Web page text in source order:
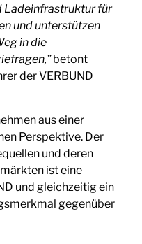
Ladeinfrastruktur für
und unterstützen
in die
betont
der VERBUND
aus einer
Perspektive. Der
und deren
ist eine
und gleichzeitig ein
gegenüber